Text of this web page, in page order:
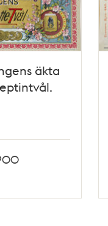
äkta